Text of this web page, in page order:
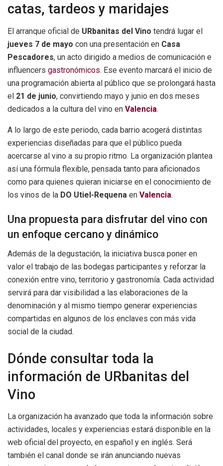
catas, tardeos y maridajes
El arranque oficial de URbanitas del Vino tendrá lugar el
jueves 7 de mayo con una presentación en Casa
Pescadores, un acto dirigido a medios de comunicación e
influencers gastronómicos. Ese evento marcará el inicio de
una programación abierta al público que se prolongará hasta
el 21 de junio, convirtiendo mayo y junio en dos meses
dedicados a la cultura del vino en Valencia.
A lo largo de este periodo, cada barrio acogerá distintas
experiencias diseñadas para que el público pueda
acercarse al vino a su propio ritmo. La organización plantea
así una fórmula flexible, pensada tanto para aficionados
como para quienes quieran iniciarse en el conocimiento de
los vinos de la DO Utiel-Requena en Valencia.
Una propuesta para disfrutar del vino con
un enfoque cercano y dinámico
Además de la degustación, la iniciativa busca poner en
valor el trabajo de las bodegas participantes y reforzar la
conexión entre vino, territorio y gastronomía. Cada actividad
servirá para dar visibilidad a las elaboraciones de la
denominación y al mismo tiempo generar experiencias
compartidas en algunos de los enclaves con más vida
social de la ciudad.
Dónde consultar toda la
información de URbanitas del
Vino
La organización ha avanzado que toda la información sobre
actividades, locales y experiencias estará disponible en la
web oficial del proyecto, en español y en inglés. Será
también el canal donde se irán anunciando nuevas